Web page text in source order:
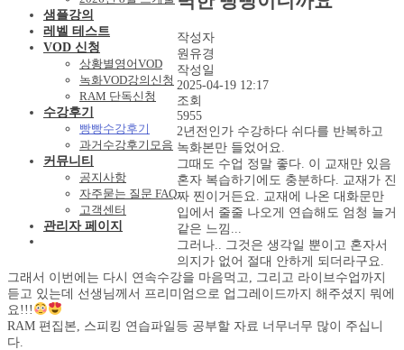
샘플강의
레벨 테스트
VOD 신청
상황별영어VOD
녹화VOD강의신청
RAM 단독신청
수강후기
빵빵수강후기
과거수강후기모음
커뮤니티
공지사항
자주묻는 질문 FAQ
고객센터
관리자 페이지
작성자
원유경
작성일
2025-04-19 12:17
조회
5955
2년전인가 수강하다 쉬다를 반복하고
녹화본만 들었어요.
그때도 수업 정말 좋다. 이 교재만 있음
혼자 복습하기에도 충분하다. 교재가 진
짜 찐이거든요. 교재에 나온 대화문만
입에서 줄줄 나오게 연습해도 엄청 늘거
같은 느낌...
그러나.. 그것은 생각일 뿐이고 혼자서
의지가 없어 절대 안하게 되더라구요.
그래서 이번에는 다시 연속수강을 마음먹고, 그리고 라이브수업까지
듣고 있는데 선생님께서 프리미엄으로 업그레이드까지 해주셨지 뭐에
요!!!
RAM 편집본, 스피킹 연습파일등 공부할 자료 너무너무 많이 주십니
다.